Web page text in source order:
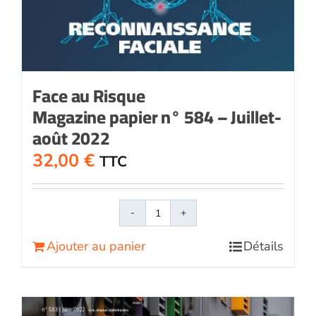
Face au Risque
Magazine papier n° 584 – Juillet-
août 2022
32,00 € TTC
quantité
papier
Ajouter au panier Détails